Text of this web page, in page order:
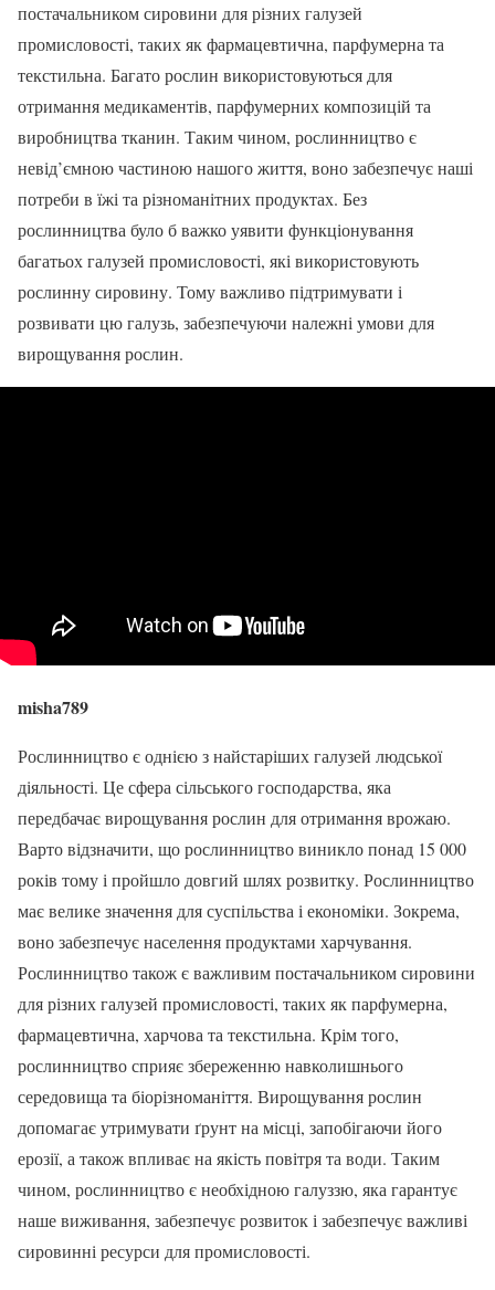
постачальником сировини для різних галузей
промисловості, таких як фармацевтична, парфумерна та
текстильна. Багато рослин використовуються для
отримання медикаментів, парфумерних композицій та
виробництва тканин. Таким чином, рослинництво є
невід’ємною частиною нашого життя, воно забезпечує наші
потреби в їжі та різноманітних продуктах. Без
рослинництва було б важко уявити функціонування
багатьох галузей промисловості, які використовують
рослинну сировину. Тому важливо підтримувати і
розвивати цю галузь, забезпечуючи належні умови для
вирощування рослин.
misha789
Рослинництво є однією з найстаріших галузей людської
діяльності. Це сфера сільського господарства, яка
передбачає вирощування рослин для отримання врожаю.
Варто відзначити, що рослинництво виникло понад 15 000
років тому і пройшло довгий шлях розвитку. Рослинництво
має велике значення для суспільства і економіки. Зокрема,
воно забезпечує населення продуктами харчування.
Рослинництво також є важливим постачальником сировини
для різних галузей промисловості, таких як парфумерна,
фармацевтична, харчова та текстильна. Крім того,
рослинництво сприяє збереженню навколишнього
середовища та біорізноманіття. Вирощування рослин
допомагає утримувати ґрунт на місці, запобігаючи його
ерозії, а також впливає на якість повітря та води. Таким
чином, рослинництво є необхідною галуззю, яка гарантує
наше виживання, забезпечує розвиток і забезпечує важливі
сировинні ресурси для промисловості.